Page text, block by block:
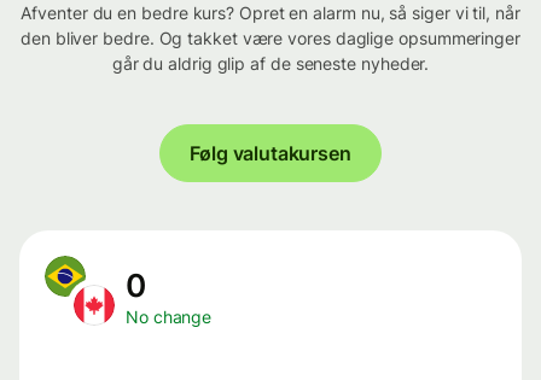
Afventer du en bedre kurs? Opret en alarm nu, så siger vi til, når
den bliver bedre. Og takket være vores daglige opsummeringer
går du aldrig glip af de seneste nyheder.
Følg valutakursen
0
No change